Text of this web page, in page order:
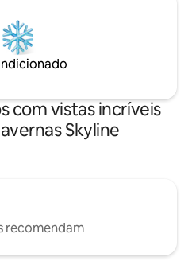
com vistas incríveis
Skyline
recomendam